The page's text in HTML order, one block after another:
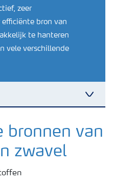
zeer
efficiënte bron van
te hanteren
vele verschillende
bronnen van
zwavel